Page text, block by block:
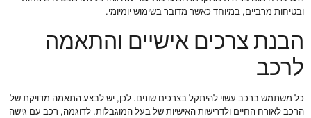
ובטיחות מרביים, במיוחד כאשר מדובר בשימוש יומיומי.
הבנת צרכים אישיים והתאמה
לרכב
כל משתמש ברכב עשוי להיתקל בצרכים שונים. לכן, יש לבצע התאמה מדויקת של
הרכב לאורח החיים ולדרישות האישיות של בעל המוגבלות. לדוגמה, רכב עם גישה